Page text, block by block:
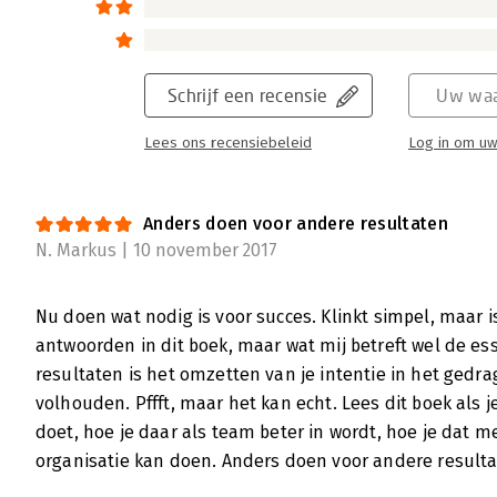
Scheele is een fascinerend boek dat niet
Schrijf een recensie
Lees ons recensiebeleid
Uw
Log in om
Anders doen voor andere resultaten
N. Markus | 10 november 2017
Nu doen wat nodig is voor succes. Klinkt simpel,
antwoorden in dit boek, maar wat mij betreft wel de
resultaten is het omzetten van je intentie in het
volhouden. Pffft, maar het kan echt. Lees dit boek als
doet, hoe je daar als team beter in wordt, hoe je dat
organisatie kan doen. Anders doen voor andere